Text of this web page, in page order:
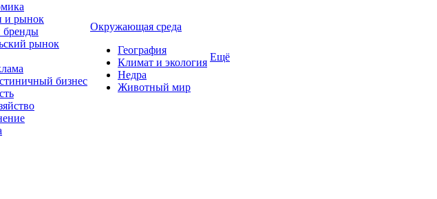
и рынок
бренды
рынок
бизнес
Окружающая среда
География
Климат и экология
Недра
Животный мир
Ещё